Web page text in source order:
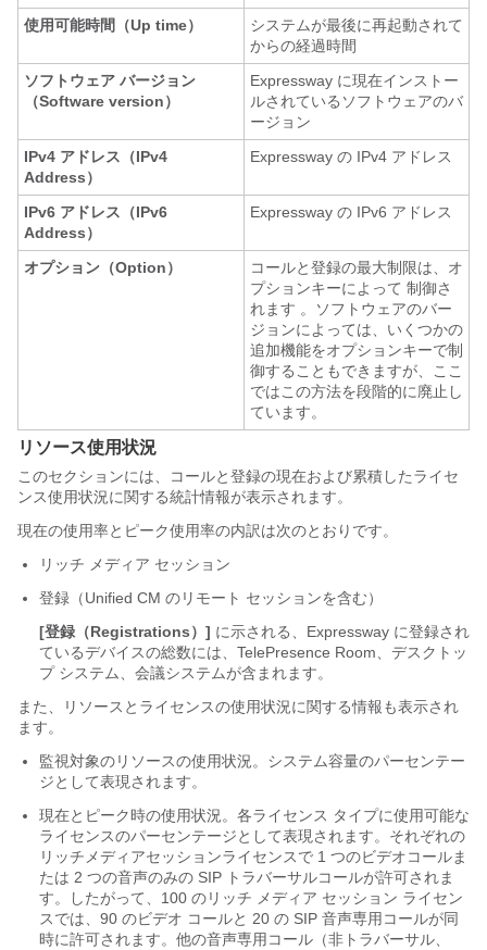
使用可能時間（Up time）
システムが最後に再起動されて
からの経過時間
ソフトウェア バージョン
（Software version）
Expressway に現在インストー
ルされているソフトウェアのバ
ージョン
IPv4 アドレス（IPv4
Address）
Expressway の IPv4 アドレス
IPv6 アドレス（IPv6
Address）
Expressway の IPv6 アドレス
オプション（Option）
コールと登録の最大制限は、オ
プションキーによって 制御さ
れます 。ソフトウェアのバー
ジョンによっては、いくつかの
追加機能をオプションキーで制
御することもできますが、ここ
ではこの方法を段階的に廃止し
ています。
リソース使用状況
このセクションには、コールと登録の現在および累積したライセ
ンス使用状況に関する統計情報が表示されます。
現在の使用率とピーク使用率の内訳は次のとおりです。
リッチ メディア セッション
登録（Unified CM のリモート セッションを含む）
[登録（Registrations）] に示される、Expressway に登録され
ているデバイスの総数には、TelePresence Room、デスクトッ
プ システム、会議システムが含まれます。
また、リソースとライセンスの使用状況に関する情報も表示され
ます。
監視対象のリソースの使用状況。システム容量のパーセンテー
ジとして表現されます。
現在とピーク時の使用状況。各ライセンス タイプに使用可能な
ライセンスのパーセンテージとして表現されます。それぞれの
リッチメディアセッションライセンスで 1 つのビデオコールま
たは 2 つの音声のみの SIP トラバーサルコールが許可されま
す。したがって、100 のリッチ メディア セッション ライセン
スでは、90 のビデオ コールと 20 の SIP 音声専用コールが同
時に許可されます。他の音声専用コール（非トラバーサル、